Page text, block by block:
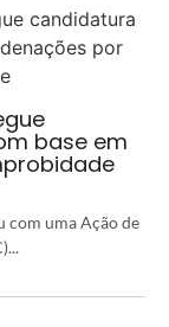
base em
com uma Ação de